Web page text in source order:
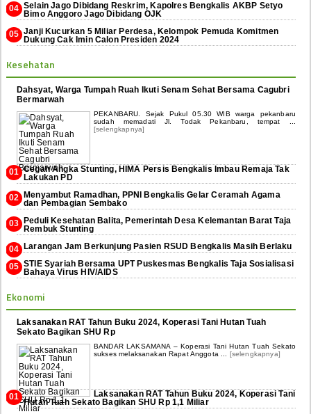
Selain Jago Dibidang Reskrim, Kapolres Bengkalis AKBP Setyo
Bimo Anggoro Jago Dibidang OJK
Janji Kucurkan 5 Miliar Perdesa, Kelompok Pemuda Komitmen
Dukung Cak Imin Calon Presiden 2024
Kesehatan
Dahsyat, Warga Tumpah Ruah Ikuti Senam Sehat Bersama Cagubri
Bermarwah
PEKANBARU. Sejak Pukul 05.30 WIB warga pekanbaru
sudah memadati Jl. Todak Pekanbaru, tempat ...
[selengkapnya]
Cegah Angka Stunting, HIMA Persis Bengkalis Imbau Remaja Tak
Lakukan PD
Menyambut Ramadhan, PPNI Bengkalis Gelar Ceramah Agama
dan Pembagian Sembako
Peduli Kesehatan Balita, Pemerintah Desa Kelemantan Barat Taja
Rembuk Stunting
Larangan Jam Berkunjung Pasien RSUD Bengkalis Masih Berlaku
STIE Syariah Bersama UPT Puskesmas Bengkalis Taja Sosialisasi
Bahaya Virus HIV/AIDS
Ekonomi
Laksanakan RAT Tahun Buku 2024, Koperasi Tani Hutan Tuah
Sekato Bagikan SHU Rp
BANDAR LAKSAMANA – Koperasi Tani Hutan Tuah Sekato
sukses melaksanakan Rapat Anggota ... [selengkapnya]
Laksanakan RAT Tahun Buku 2024, Koperasi Tani
Hutan Tuah Sekato Bagikan SHU Rp 1,1 Miliar